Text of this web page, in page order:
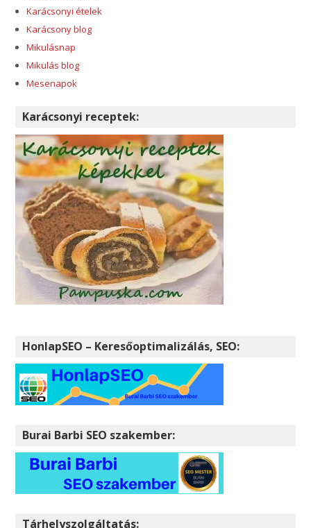
Karácsonyi ételek
Karácsony blog
Mikulásnap
Mikulás blog
Mesenapok
Karácsonyi receptek:
HonlapSEO – Keresőoptimalizálás, SEO:
Burai Barbi SEO szakember:
Tárhelyszolgáltatás: